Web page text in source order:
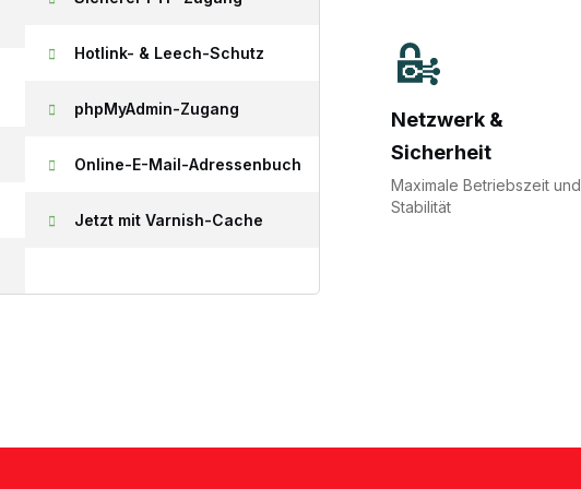
Hotlink- & Leech-Schutz
phpMyAdmin-Zugang
Online-E-Mail-Adressenbuch
Jetzt mit Varnish-Cache
Netzwerk &
Sicherheit
Maximale Betriebszeit und
Stabilität